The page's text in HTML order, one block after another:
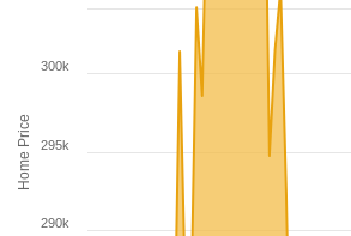
Home Price
290k
300k
295k